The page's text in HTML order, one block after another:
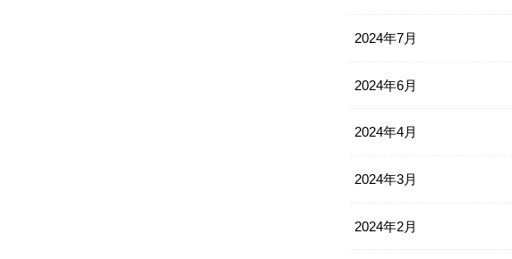
2024年7月
2024年6月
2024年4月
2024年3月
2024年2月